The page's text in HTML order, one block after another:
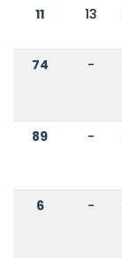
11 13
74 -
89 -
6 -